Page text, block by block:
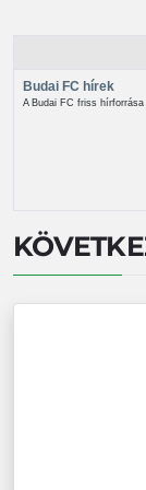
Budai FC hírek
A Budai FC friss hírforrása